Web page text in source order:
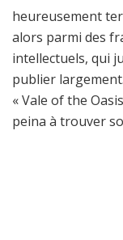
heureusement
alors parmi des
intellectuels, qui
publier largement.
« Vale of the
peina à trouver